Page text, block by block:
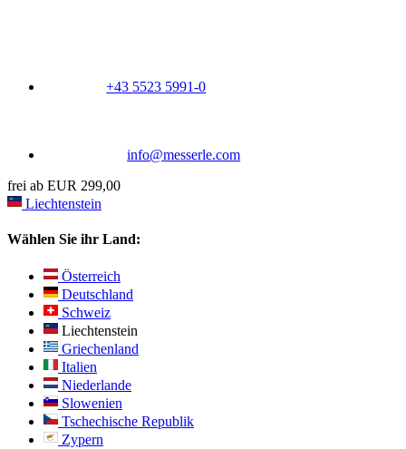
+43 5523 5991-0
info@messerle.com
frei ab EUR 299,00
Liechtenstein
Wählen Sie ihr Land:
Österreich
Deutschland
Schweiz
Liechtenstein
Griechenland
Italien
Niederlande
Slowenien
Tschechische Republik
Zypern